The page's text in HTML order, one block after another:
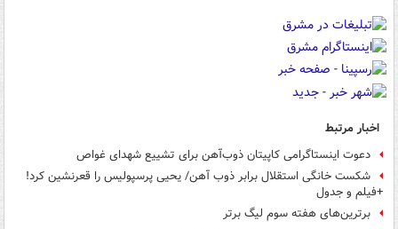
اخبار مرتبط
دعوت اینستاگرامی کاپیتان ذوب‌آهن برای تشییع شهدای غواص
شکست خانگی استقلال برابر ذوب آهن/ یحیی پرسپولیس را قعرنشین کرد!
+فیلم و جدول
برترین‌های هفته سوم لیگ برتر